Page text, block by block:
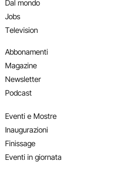
Dal mondo
Jobs
Television
Abbonamenti
Magazine
Newsletter
Podcast
Eventi e Mostre
Inaugurazioni
Finissage
Eventi in giornata